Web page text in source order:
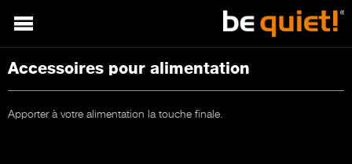
Accessoires pour alimentation
Apporter à votre alimentation la touche finale.